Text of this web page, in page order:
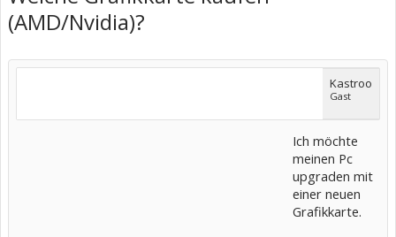
(AMD/Nvidia)?
Kastroo
Gast
Ich möchte
meinen Pc
upgraden mit
einer neuen
Grafikkarte.